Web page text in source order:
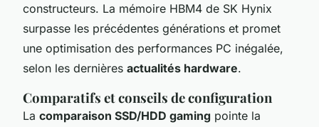
constructeurs. La mémoire HBM4 de SK Hynix
surpasse les précédentes générations et promet
une optimisation des performances PC inégalée,
selon les dernières actualités hardware.
Comparatifs et conseils de configuration
La comparaison SSD/HDD gaming pointe la